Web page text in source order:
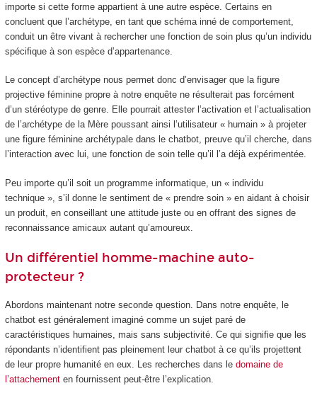
importe si cette forme appartient à une autre espèce. Certains en
concluent que l’archétype, en tant que schéma inné de comportement,
conduit un être vivant à rechercher une fonction de soin plus qu’un individu
spécifique à son espèce d’appartenance.
Le concept d’archétype nous permet donc d’envisager que la figure
projective féminine propre à notre enquête ne résulterait pas forcément
d’un stéréotype de genre. Elle pourrait attester l’activation et l’actualisation
de l’archétype de la Mère poussant ainsi l’utilisateur « humain » à projeter
une figure féminine archétypale dans le chatbot, preuve qu’il cherche, dans
l’interaction avec lui, une fonction de soin telle qu’il l’a déjà expérimentée.
Peu importe qu’il soit un programme informatique, un « individu
technique », s’il donne le sentiment de « prendre soin » en aidant à choisir
un produit, en conseillant une attitude juste ou en offrant des signes de
reconnaissance amicaux autant qu’amoureux.
Un différentiel homme-machine auto-
protecteur ?
Abordons maintenant notre seconde question. Dans notre enquête, le
chatbot est généralement imaginé comme un sujet paré de
caractéristiques humaines, mais sans subjectivité. Ce qui signifie que les
répondants n’identifient pas pleinement leur chatbot à ce qu’ils projettent
de leur propre humanité en eux. Les recherches dans le domaine de
l’attachementen fournissent peut-être l’explication.